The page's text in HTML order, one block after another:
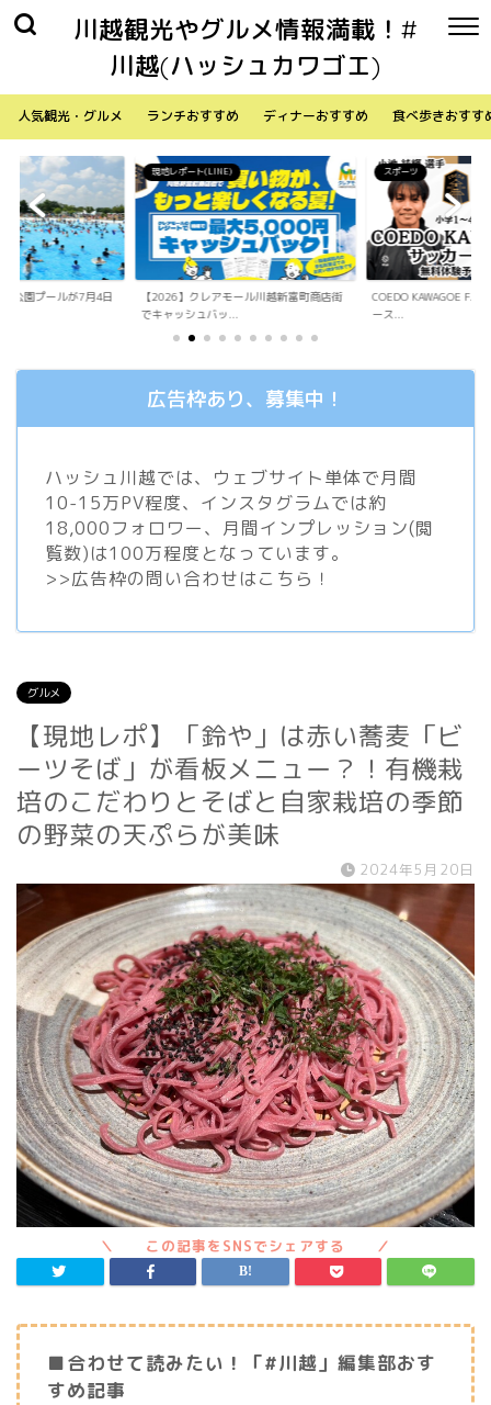
川越観光やグルメ情報満載！#
川越(ハッシュカワゴエ)
人気観光・グルメ ランチおすすめ ディナーおすすめ 食べ歩きおすす
ル川越新富町商店街
スポーツ
COEDO KAWAGOE F.Cが小学生向けサッカ
ース...
生活
「Sky Walker 7058」
内ア...
広告枠あり、募集中！
ハッシュ川越では、ウェブサイト単体で月間
10-15万PV程度、 インスタグラムでは約
18,000フォロワー、月間インプレッション(閲
覧数)は100万程度となっています。
>>広告枠の問い合わせはこちら！
グルメ
【現地レポ】「鈴や」は赤い蕎麦「ビ
ーツそば」が看板メニュー？！有機栽
培のこだわりとそばと自家栽培の季節
の野菜の天ぷらが美味
2024年5月20日
■合わせて読みたい！「#川越」編集部おす
すめ記事